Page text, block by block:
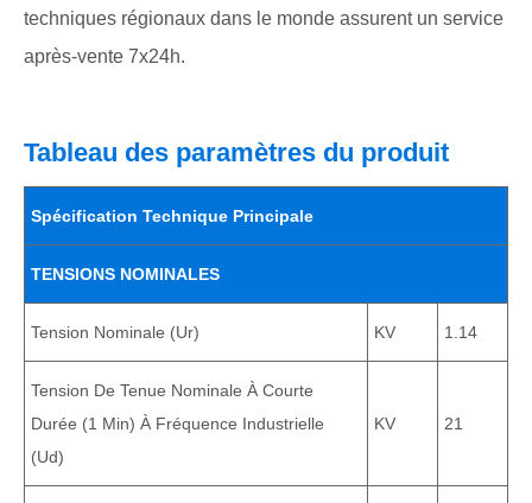
techniques régionaux dans le monde assurent un service
après-vente 7x24h.
Tableau des paramètres du produit
Spécification Technique Principale
TENSIONS NOMINALES
Tension Nominale (Ur) KV 1.14
Tension De Tenue Nominale À Courte
Durée (1 Min) À Fréquence Industrielle
(Ud)
KV 21